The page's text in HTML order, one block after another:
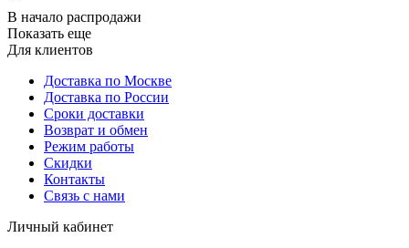
В начало распродажи
Показать еще
Для клиентов
Доставка по Москве
Доставка по России
Сроки доставки
Возврат и обмен
Режим работы
Скидки
Контакты
Связь с нами
Личный кабинет